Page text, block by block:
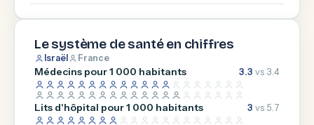
Le système de santé en chiffres
Israël France
Médecins pour 1 000 habitants 3.3 vs 3.4
Lits d'hôpital pour 1 000 habitants 3 vs 5.7